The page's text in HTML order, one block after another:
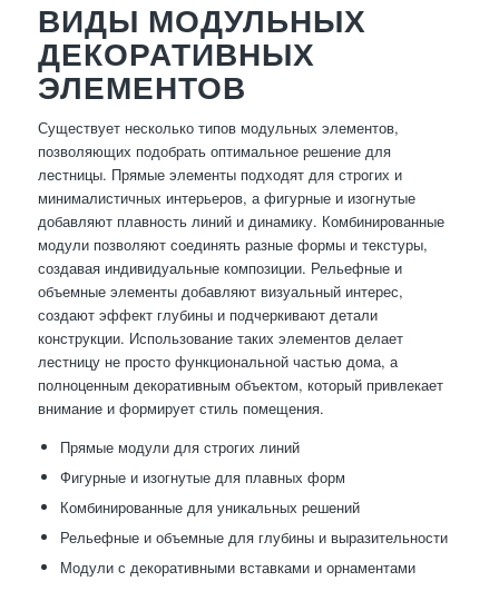
ВИДЫ МОДУЛЬНЫХ
ДЕКОРАТИВНЫХ
ЭЛЕМЕНТОВ
Существует несколько типов модульных элементов,
позволяющих подобрать оптимальное решение для
лестницы. Прямые элементы подходят для строгих и
минималистичных интерьеров, а фигурные и изогнутые
добавляют плавность линий и динамику. Комбинированные
модули позволяют соединять разные формы и текстуры,
создавая индивидуальные композиции. Рельефные и
объемные элементы добавляют визуальный интерес,
создают эффект глубины и подчеркивают детали
конструкции. Использование таких элементов делает
лестницу не просто функциональной частью дома, а
полноценным декоративным объектом, который привлекает
внимание и формирует стиль помещения.
Прямые модули для строгих линий
Фигурные и изогнутые для плавных форм
Комбинированные для уникальных решений
Рельефные и объемные для глубины и выразительности
Модули с декоративными вставками и орнаментами